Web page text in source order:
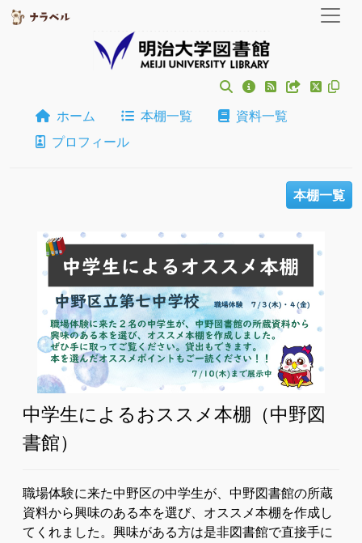
ホーム 本棚一覧
資料一覧
プロフィール
本棚一覧
中学生によるおススメ本棚（中野図
書館）
職場体験に来た中野区の中学生が、中野図書館の所蔵
資料から興味のある本を選び、オススメ本棚を作成し
てくれました。興味がある方は是非図書館で直接手に